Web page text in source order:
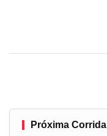
Próxima Corrida